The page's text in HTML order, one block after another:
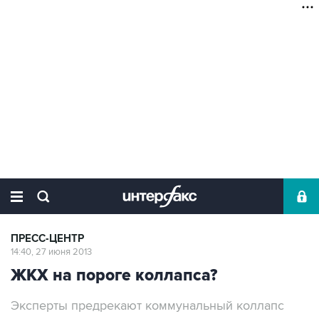
ПРЕСС-ЦЕНТР
14:40, 27 июня 2013
ЖКХ на пороге коллапса?
Эксперты предрекают коммунальный коллапс